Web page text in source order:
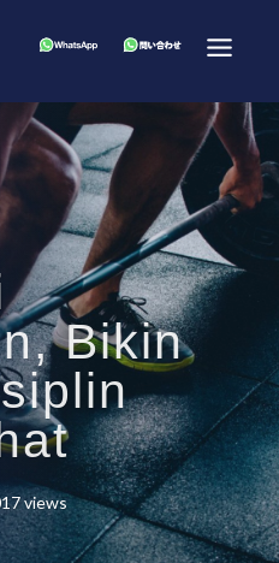
Bikin
views